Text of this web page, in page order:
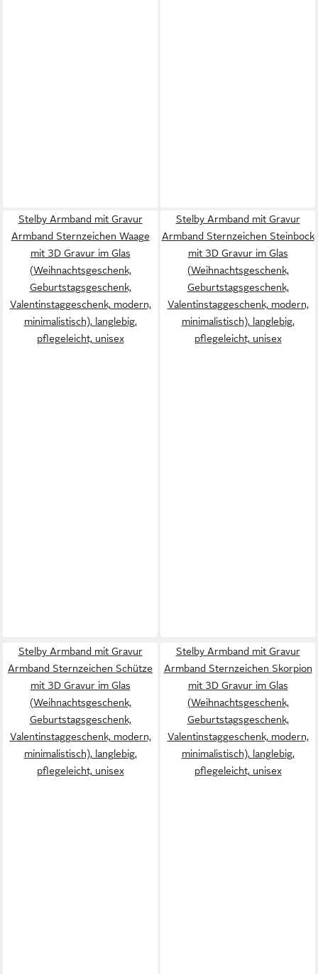
Stelby Armband mit Gravur
Armband Sternzeichen Waage
mit 3D Gravur im Glas
(Weihnachtsgeschenk,
Geburtstagsgeschenk,
Valentinstaggeschenk, modern,
minimalistisch), langlebig,
pflegeleicht, unisex
Stelby Armband mit Gravur
Armband Sternzeichen Steinbock
mit 3D Gravur im Glas
(Weihnachtsgeschenk,
Geburtstagsgeschenk,
Valentinstaggeschenk, modern,
minimalistisch), langlebig,
pflegeleicht, unisex
Stelby Armband mit Gravur
Armband Sternzeichen Schütze
mit 3D Gravur im Glas
(Weihnachtsgeschenk,
Geburtstagsgeschenk,
Valentinstaggeschenk, modern,
minimalistisch), langlebig,
pflegeleicht, unisex
Stelby Armband mit Gravur
Armband Sternzeichen Skorpion
mit 3D Gravur im Glas
(Weihnachtsgeschenk,
Geburtstagsgeschenk,
Valentinstaggeschenk, modern,
minimalistisch), langlebig,
pflegeleicht, unisex